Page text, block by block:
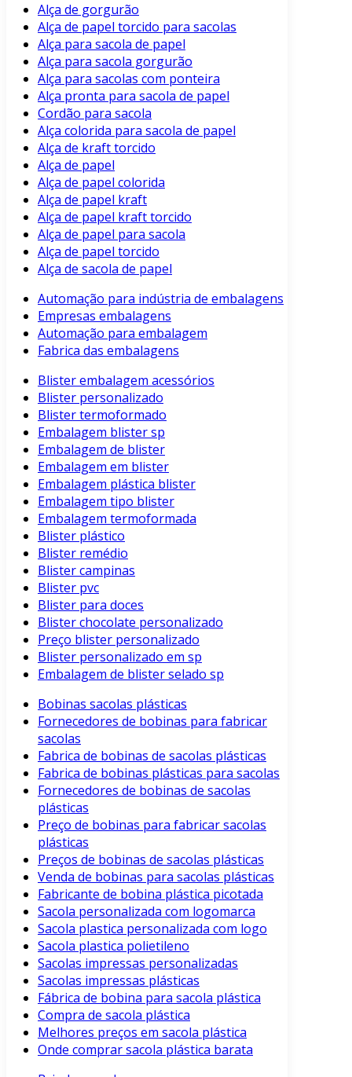
Alça de gorgurão
Alça de papel torcido para sacolas
Alça para sacola de papel
Alça para sacola gorgurão
Alça para sacolas com ponteira
Alça pronta para sacola de papel
Cordão para sacola
Alça colorida para sacola de papel
Alça de kraft torcido
Alça de papel
Alça de papel colorida
Alça de papel kraft
Alça de papel kraft torcido
Alça de papel para sacola
Alça de papel torcido
Alça de sacola de papel
Automação para indústria de embalagens
Empresas embalagens
Automação para embalagem
Fabrica das embalagens
Blister embalagem acessórios
Blister personalizado
Blister termoformado
Embalagem blister sp
Embalagem de blister
Embalagem em blister
Embalagem plástica blister
Embalagem tipo blister
Embalagem termoformada
Blister plástico
Blister remédio
Blister campinas
Blister pvc
Blister para doces
Blister chocolate personalizado
Preço blister personalizado
Blister personalizado em sp
Embalagem de blister selado sp
Bobinas sacolas plásticas
Fornecedores de bobinas para fabricar
sacolas
Fabrica de bobinas de sacolas plásticas
Fabrica de bobinas plásticas para sacolas
Fornecedores de bobinas de sacolas
plásticas
Preço de bobinas para fabricar sacolas
plásticas
Preços de bobinas de sacolas plásticas
Venda de bobinas para sacolas plásticas
Fabricante de bobina plástica picotada
Sacola personalizada com logomarca
Sacola plastica personalizada com logo
Sacola plastica polietileno
Sacolas impressas personalizadas
Sacolas impressas plásticas
Fábrica de bobina para sacola plástica
Compra de sacola plástica
Melhores preços em sacola plástica
Onde comprar sacola plástica barata